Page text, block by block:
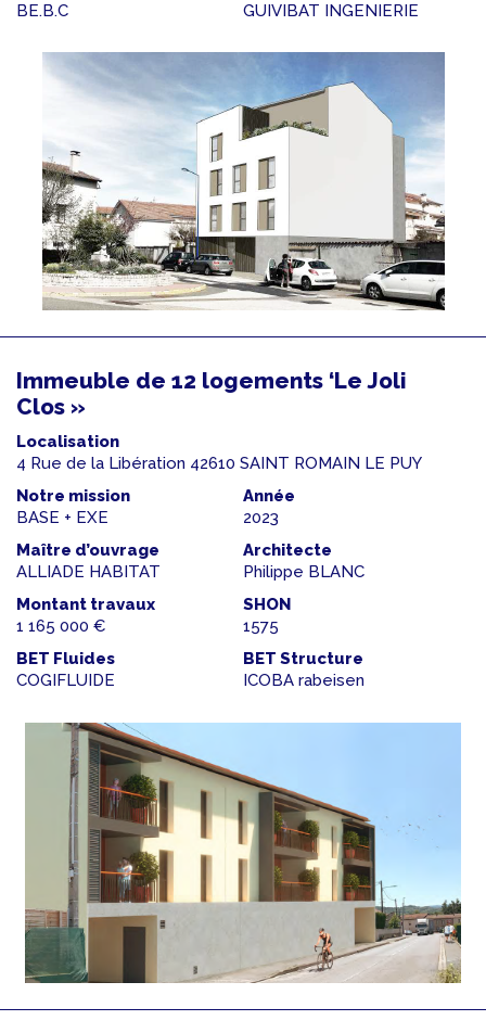
BE.B.C GUIVIBAT INGENIERIE
Immeuble de 12 logements ‘Le Joli
Clos »
Localisation
4 Rue de la Libération 42610 SAINT ROMAIN LE PUY
Notre mission
BASE + EXE
Année
2023
Maître d’ouvrage
ALLIADE HABITAT
Architecte
Philippe BLANC
Montant travaux
1 165 000 €
SHON
1575
BET Fluides
COGIFLUIDE
BET Structure
ICOBA rabeisen